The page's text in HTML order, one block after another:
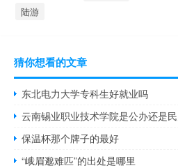
陆游
猜你想看的文章
东北电力大学专科生好就业吗
云南锡业职业技术学院是公办还是
保温杯那个牌子的最好
“峨眉邈难匹”的出处是哪里